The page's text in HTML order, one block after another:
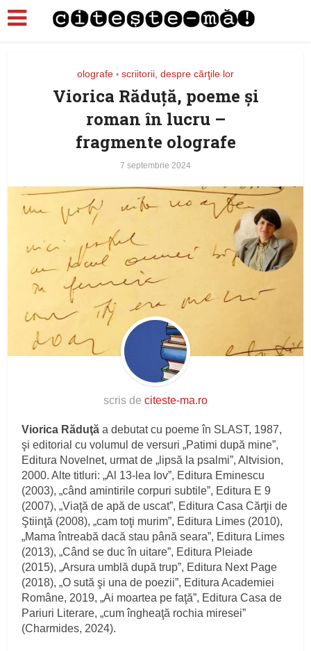
olografe • scriitorii, despre cărţile lor
Viorica Răduţă, poeme şi
roman în lucru –
fragmente olografe
7 septembrie 2024
scris de citeste-ma.ro
Viorica Răduţă a debutat cu poeme în SLAST, 1987,
şi editorial cu volumul de versuri „Patimi după mine”,
Editura Novelnet, urmat de „lipsă la psalmi”, Altvision,
2000. Alte titluri: „Al 13-lea Iov”, Editura Eminescu
(2003), „când amintirile corpuri subtile”, Editura E 9
(2007), „Viaţă de apă de uscat”, Editura Casa Cărţii de
Ştiinţă (2008), „cam toţi murim”, Editura Limes (2010),
„Mama întreabă dacă stau până seara”, Editura Limes
(2013), „Când se duc în uitare”, Editura Pleiade
(2015), „Arsura umblă după trup”, Editura Next Page
(2018), „O sută şi una de poezii”, Editura Academiei
Române, 2019, „Ai moartea pe faţă”, Editura Casa de
Pariuri Literare, „cum îngheaţă rochia miresei”
(Charmides, 2024).